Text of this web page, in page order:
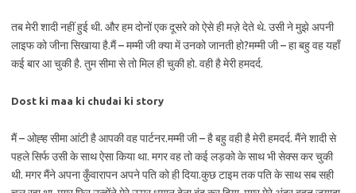
तब मेरी शादी नहीं हुई थी. और हम दोनों एक दूसरे को ऐसे ही मज़े देते थे. उसी ने मुझे अपनी
लाइफ को जीना सिखाया है.मैं – मम्मी जी क्या में उनको जानती हो?मम्मी जी – हा बहु वह यहाँ
कई बार आ चुकी है. तुम सीमा से तो मिल ही चुकी हो. वही है मेरी हमदर्द.
Dost ki maa ki chudai ki story
मैं – ओह्ह सीमा आंटी है आपकी वह पार्टनर.मम्मी जी – है बहु वही है मेरी हमदर्द. मैंने शादी से
पहले सिर्फ उसी के साथ ऐसा किया था. मगर वह तो कई लड़को के साथ भी सेक्स कर चुकी
थी. मगर मैंने अपना कुँवारापन अपने पति को ही दिया.कुछ टाइम तक पति के साथ सब सही